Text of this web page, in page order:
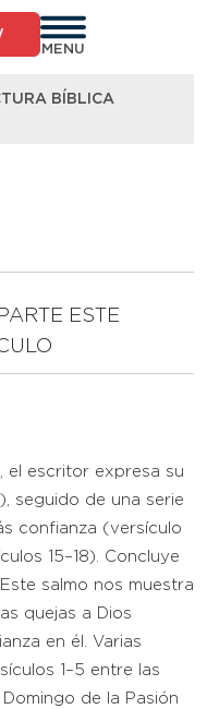
MENU
BÍBLICA
ESTE
el escritor expresa su
seguido de una serie
confianza (versículo
15–18). Concluye
salmo nos muestra
quejas a Dios
en él. Varias
1–5 entre las
de la Pasión